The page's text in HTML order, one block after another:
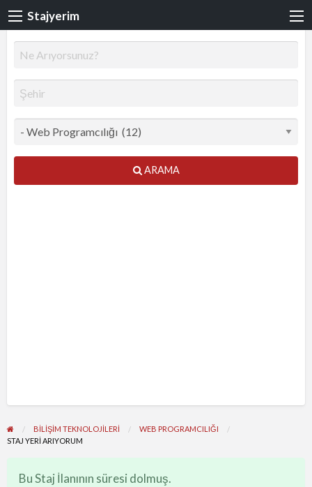
Stajyerim
ARAMA
BİLİŞİM TEKNOLOJİLERİ
WEB PROGRAMCILIĞI
STAJ YERI ARIYORUM
Bu Staj İlanının süresi dolmuş.